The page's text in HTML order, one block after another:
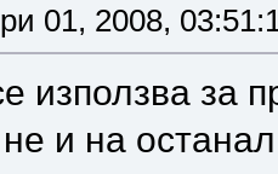
01, 2008,
използва за
и на